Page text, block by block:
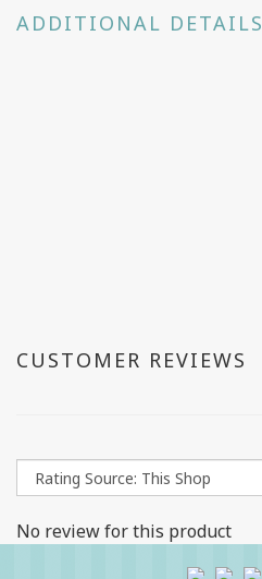
ADDITIONAL DETAILS
CUSTOMER REVIEWS
No review for this product